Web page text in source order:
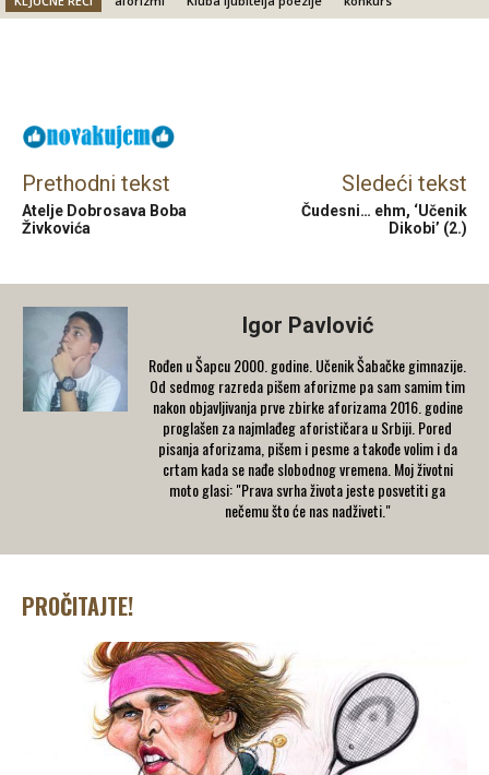
Prethodni tekst
Atelje Dobrosava Boba
Živkovića
Sledeći tekst
Čudesni… ehm, ‘Učenik
Dikobi’ (2.)
Igor Pavlović
Rođen u Šapcu 2000. godine. Učenik Šabačke gimnazije.
Od sedmog razreda pišem aforizme pa sam samim tim
nakon objavljivanja prve zbirke aforizama 2016. godine
proglašen za najmlađeg aforističara u Srbiji. Pored
pisanja aforizama, pišem i pesme a takođe volim i da
crtam kada se nađe slobodnog vremena. Moj životni
moto glasi: "Prava svrha života jeste posvetiti ga
nečemu što će nas nadživeti."
PROČITAJTE!